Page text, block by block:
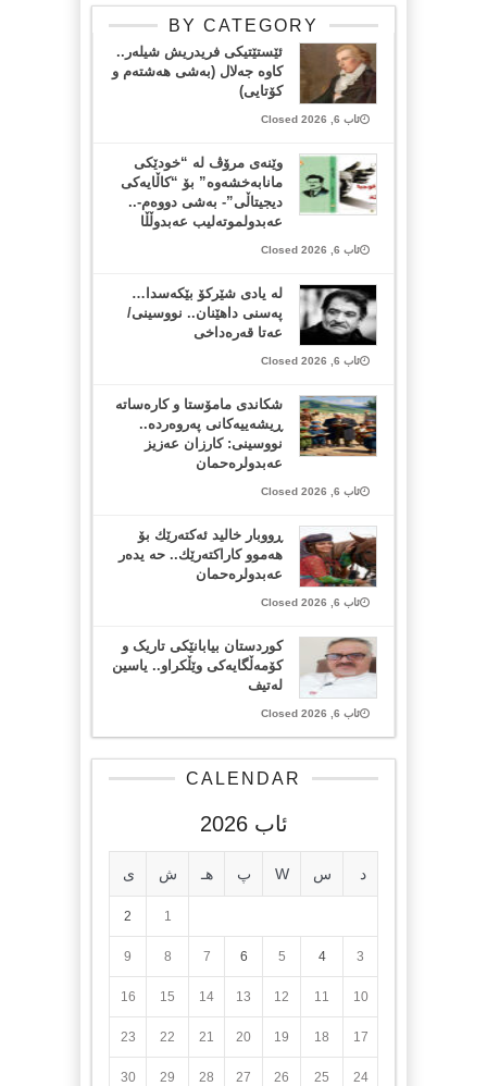
BY CATEGORY
ئێستێتیکی فریدریش شیلەر..
کاوە جەلال (بەشی هەشتەم و
کۆتایی)
ئاب 6, 2026 Closed
وێنەی مرۆڤ لە “خودێکی
مانابەخشەوە” بۆ “کاڵایەکی
دیجیتاڵی”- بەشی دووەم-..
عەبدولموتەلیب عەبدوڵڵا
ئاب 6, 2026 Closed
لە یادی شێرکۆ بێکەسدا…
پەسنی داهێنان.. نووسینی/
عەتا قەرەداخی
ئاب 6, 2026 Closed
شکاندی مامۆستا و کارەساتە
ڕیشەییەکانی پەروەردە..
نووسینی: کارزان عەزیز
عەبدولرەحمان
ئاب 6, 2026 Closed
ڕووبار خالید ئەكتەرێك بۆ
هەموو كاراكتەرێك.. حه یدەر
عەبدولرەحمان
ئاب 6, 2026 Closed
کوردستان بیابانێکی تاریک و
کۆمەڵگایەکی وێڵکراو.. یاسین
لەتیف
ئاب 6, 2026 Closed
CALENDAR
ئاب 2026
د س W پ هـ ش ی
1
2
3
4
5
6
7
8
9
10
11
12
13
14
15
16
17
18
19
20
21
22
23
24
25
26
27
28
29
30